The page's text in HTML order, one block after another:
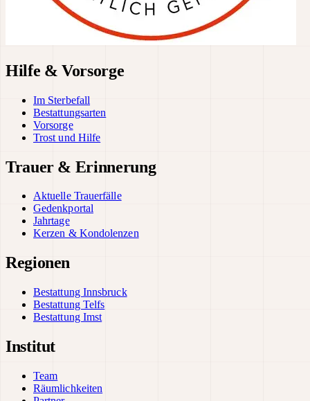
Hilfe & Vorsorge
Im Sterbefall
Bestattungsarten
Vorsorge
Trost und Hilfe
Trauer & Erinnerung
Aktuelle Trauerfälle
Gedenkportal
Jahrtage
Kerzen & Kondolenzen
Regionen
Bestattung Innsbruck
Bestattung Telfs
Bestattung Imst
Institut
Team
Räumlichkeiten